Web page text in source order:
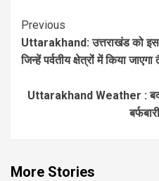
Continue
Reading
Previous
Uttarakhand: उत्तराखंड को इस
जिन्हें पर्वतीय क्षेत्रों में किया जाएगा
Uttarakhand Weather :
More Stories